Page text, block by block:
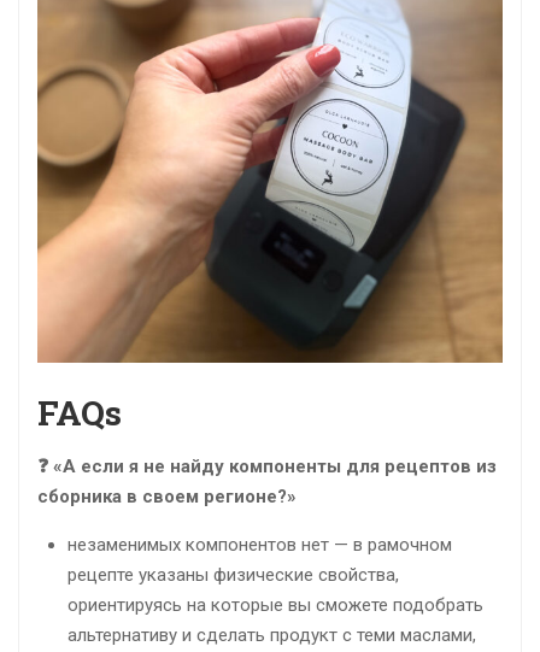
FAQs
❓ «А если я не найду компоненты для рецептов из
сборника в своем регионе?»
незаменимых компонентов нет — в рамочном
рецепте указаны физические свойства,
ориентируясь на которые вы сможете подобрать
альтернативу и сделать продукт с теми маслами,